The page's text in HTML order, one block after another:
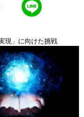
現」に向けた挑戦